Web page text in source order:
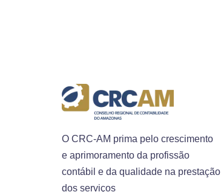
O CRC-AM prima pelo crescimento
e aprimoramento da profissão
contábil e da qualidade na prestação
dos serviços